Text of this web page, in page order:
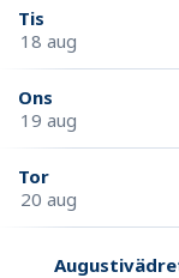
Tis
18 aug
Ons
19 aug
Tor
20 aug